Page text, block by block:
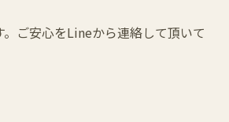
ご安心をLineから連絡して頂いて